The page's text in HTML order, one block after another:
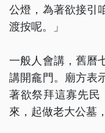
公燈，為著欲接引
渡按呢。」
一般人會講，舊曆
講開龕門。廟方表
著欲祭拜這寡先民
來，起做老大公墓